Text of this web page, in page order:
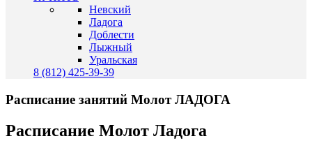
Невский
Ладога
Доблести
Лыжный
Уральская
8 (812) 425-39-39
Расписание занятий Молот ЛАДОГА
Расписание Молот Ладога